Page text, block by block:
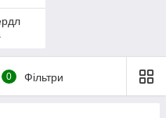
0 Фільтри